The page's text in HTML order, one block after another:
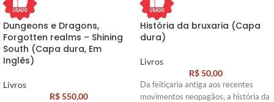
Dungeons e Dragons,
Forgotten realms – Shining
South (Capa dura, Em
Inglês)
Livros
R$550,00
História da bruxaria (Capa
dura)
Livros
R$50,00
Da feitiçaria antiga aos recentes
movimentos neopagãos, a história da